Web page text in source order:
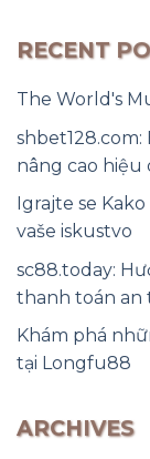
RECENT
The World's
nâng cao hiệu
Igrajte se
vaše iskustvo
sc88.today:
thanh toán an
Khám phá
tại Longfu88
ARCHIVES